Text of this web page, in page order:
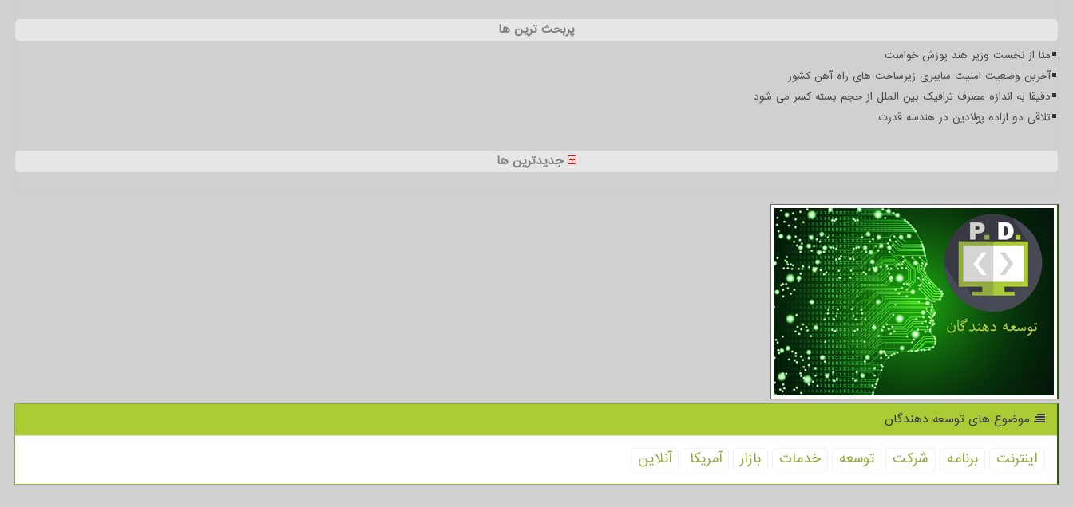
پربحث ترین ها
متا از نخست وزیر هند پوزش خواست
آخرین وضعیت امنیت سایبری زیرساخت های راه آهن کشور
دقیقا به اندازه مصرف ترافیک بین الملل از حجم بسته کسر می شود
تلاقی دو اراده پولادین در هندسه قدرت
جدیدترین ها
موضوع های توسعه دهندگان
اینترنت برنامه شركت توسعه خدمات بازار آمریكا آنلاین